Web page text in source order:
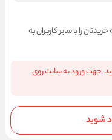
را با سایر کاربران به
جهت ورود به سایت روی
شوید